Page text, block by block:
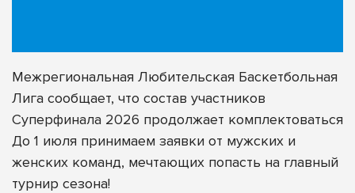
Межрегиональная Любительская Баскетбольная
Лига сообщает, что состав участников
Суперфинала 2026 продолжает комплектоваться
До 1 июля принимаем заявки от мужских и
женских команд, мечтающих попасть на главный
турнир сезона!